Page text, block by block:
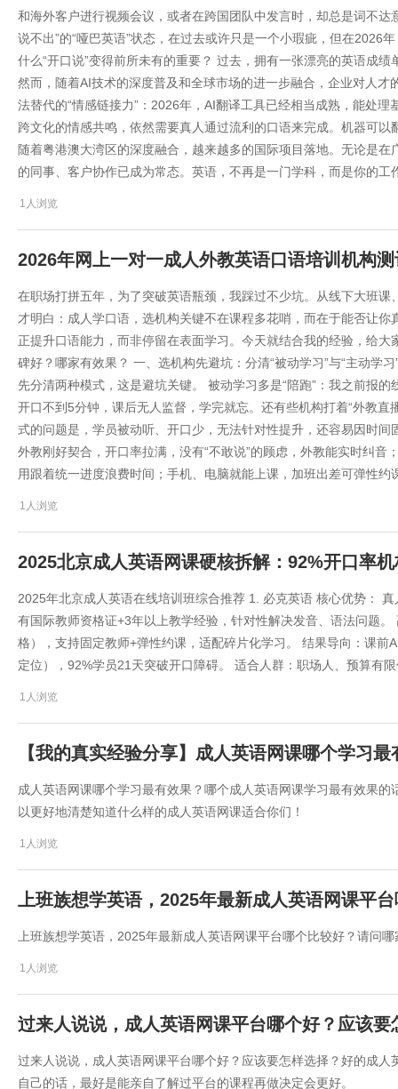
和海外客户进行视频会议，或者在跨国团队中发言时，却总是词不
说不出”的“哑巴英语”状态，在过去或许只是一个小瑕疵，但在2026
什么“开口说”变得前所未有的重要？ 过去，拥有一张漂亮的英语成
然而，随着AI技术的深度普及和全球市场的进一步融合，企业对人才
法替代的“情感链接力”：2026年，AI翻译工具已经相当成熟，能处
跨文化的情感共鸣，依然需要真人通过流利的口语来完成。机器可以
随着粤港澳大湾区的深度融合，越来越多的国际项目落地。无论是
的同事、客户协作已成为常态。英语，不再是一门学科，而是你的工
1人浏览
2026年网上一对一成人外教英语口语培训机构
在职场打拼五年，为了突破英语瓶颈，我踩过不少坑。从线下大班
才明白：成人学口语，选机构关键不在课程多花哨，而在于能否让
正提升口语能力，而非停留在表面学习。今天就结合我的经验，给
碑好？哪家有效果？ 一、选机构先避坑：分清“被动学习”与“主动学
先分清两种模式，这是避坑关键。 被动学习多是“陪跑”：我之前报
开口不到5分钟，课后无人监督，学完就忘。还有些机构打着“外教
式的问题是，学员被动听、开口少，无法针对性提升，还容易因时
外教刚好契合，开口率拉满，没有“不敢说”的顾虑，外教能实时纠
用跟着统一进度浪费时间；手机、电脑就能上课，加班出差可弹性
1人浏览
2025北京成人英语网课硬核拆解：92%开口率
2025年北京成人英语在线培训班综合推荐 1. 必克英语 核心优势：
有国际教师资格证+3年以上教学经验，针对性解决发音、语法问题
格），支持固定教师+弹性约课，适配碎片化学习。 结果导向：课
定位），92%学员21天突破开口障碍。 适合人群：职场人、预算有
1人浏览
【我的真实经验分享】成人英语网课哪个学习
成人英语网课哪个学习最有效果？哪个成人英语网课学习最有效果
以更好地清楚知道什么样的成人英语网课适合你们！
1人浏览
上班族想学英语，2025年最新成人英语网课平
上班族想学英语，2025年最新成人英语网课平台哪个比较好？请问
1人浏览
过来人说说，成人英语网课平台哪个好？应该要
过来人说说，成人英语网课平台哪个好？应该要怎样选择？好的成
自己的话，最好是能亲自了解过平台的课程再做决定会更好。